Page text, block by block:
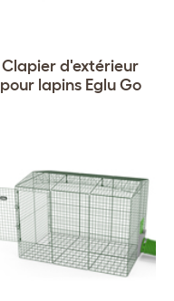
Clapier d'extérieur
pour lapins Eglu Go